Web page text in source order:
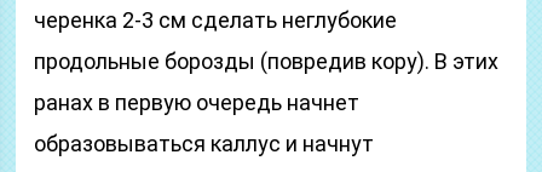
черенка 2-3 см сделать неглубокие
продольные борозды (повредив кору). В этих
ранах в первую очередь начнет
образовываться каллус и начнут